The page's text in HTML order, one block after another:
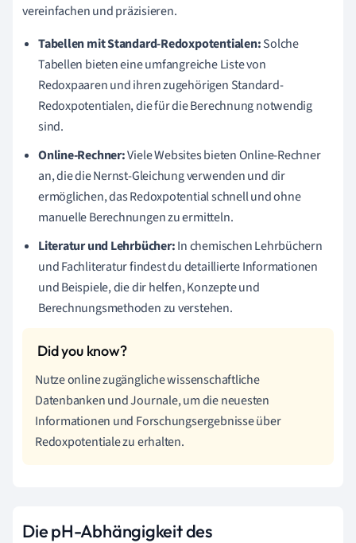
vereinfachen und präzisieren.
Tabellen mit Standard-Redoxpotentialen:Solche
Tabellen bieten eine umfangreiche Liste von
Redoxpaaren und ihren zugehörigen Standard-
Redoxpotentialen, die für die Berechnung notwendig
sind.
Online-Rechner:Viele Websites bieten Online-Rechner
an, die die Nernst-Gleichung verwenden und dir
ermöglichen, das Redoxpotential schnell und ohne
manuelle Berechnungen zu ermitteln.
Literatur und Lehrbücher:In chemischen Lehrbüchern
und Fachliteratur findest du detaillierte Informationen
und Beispiele, die dir helfen, Konzepte und
Berechnungsmethoden zu verstehen.
Nutze online zugängliche wissenschaftliche
Datenbanken und Journale, um die neuesten
Informationen und Forschungsergebnisse über
Redoxpotentiale zu erhalten.
Die pH-Abhängigkeit des